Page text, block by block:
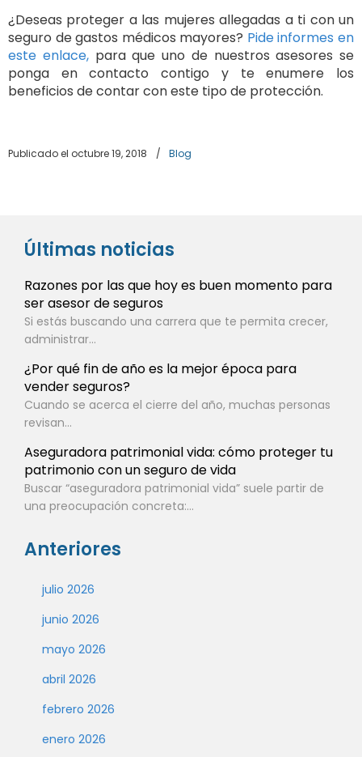
¿Deseas proteger a las mujeres allegadas a ti con un
seguro de gastos médicos mayores? Pide informes en
este enlace,para que uno de nuestros asesores se
ponga en contacto contigo y te enumere los
beneficios de contar con este tipo de protección.
Publicado el octubre 19, 2018 / Blog
Últimas noticias
Razones por las que hoy es buen momento para
ser asesor de seguros
Si estás buscando una carrera que te permita crecer,
administrar...
¿Por qué fin de año es la mejor época para
vender seguros?
Cuando se acerca el cierre del año, muchas personas
revisan...
Aseguradora patrimonial vida: cómo proteger tu
patrimonio con un seguro de vida
Buscar “aseguradora patrimonial vida” suele partir de
una preocupación concreta:...
Anteriores
julio 2026
junio 2026
mayo 2026
abril 2026
febrero 2026
enero 2026